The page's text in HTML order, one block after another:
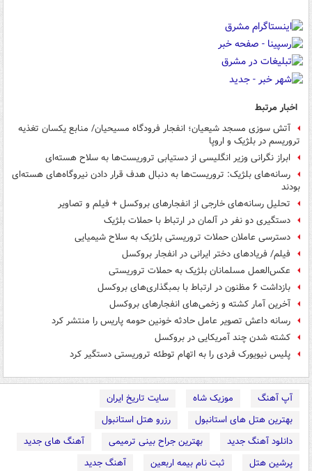
اخبار مرتبط
آتش سوزی مسجد شیعیان؛ انفجار فرودگاه مسیحیان/ منابع یکسان تغذیه
تروریسم در بلژیک و اروپا
ابراز نگرانی وزیر انگلیسی از دستیابی تروریست‌ها به سلاح هسته‌ای
رسانه‌های بلژیک: تروریست‌ها به دنبال هدف قرار دادن نیروگاه‌های هسته‌ای
بودند
تحلیل رسانه‌های خارجی از انفجارهای بروکسل + فیلم و تصاویر
دستگیری دو نفر در آلمان در ارتباط با حملات بلژیک
دسترسی عاملان حملات تروریستی بلژیک به سلاح شیمیایی
فیلم/ فریادهای دختر ایرانی در انفجار بروکسل
عکس‌العمل مسلمانان بلژیک به حملات تروریستی
بازداشت ۶ مظنون در ارتباط با بمبگذاری‌های بروکسل
آخرین آمار کشته و زخمی‌های انفجارهای بروکسل
رسانه داعش تصویر عامل حادثه خونین حومه پاریس را منتشر کرد
کشته شدن چند آمریکایی در بروکسل
پلیس نیویورک فردی را به اتهام توطئه تروریستی دستگیر کرد
آپ آهنگ موزیک شاه
سایت تاریخ ایران
بهترین هتل های استانبول
رزرو هتل استانبول
دانلود آهنگ جدید
بهترین جراح بینی ترمیمی
آهنگ های جدید
پرشین هتل
ثبت نام بیمه اربعین
آهنگ جدید